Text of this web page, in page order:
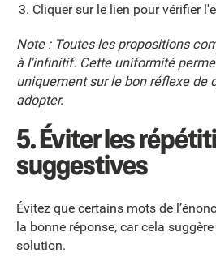
Cliquer sur le lien pour vérifier
Note : Toutes les propositions
à l'infinitif. Cette uniformité
uniquement sur le bon réflexe de
adopter.
5. Éviter les
suggestives
Évitez que certains mots de
la bonne réponse, car cela
solution.